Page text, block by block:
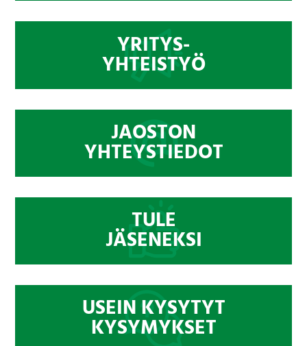
YRITYS-
YHTEISTYÖ
JAOSTON
YHTEYSTIEDOT
TULE
JÄSENEKSI
USEIN KYSYTYT
KYSYMYKSET